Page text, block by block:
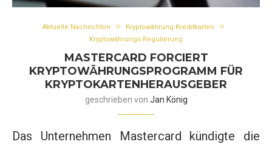
Aktuelle Nachrichten
Kryptowährung Kreditkarten
Kryptowährungs Regulierung
MASTERCARD FORCIERT
KRYPTOWÄHRUNGSPROGRAMM FÜR
KRYPTOKARTENHERAUSGEBER
geschrieben von Jan König
Das Unternehmen Mastercard kündigte die